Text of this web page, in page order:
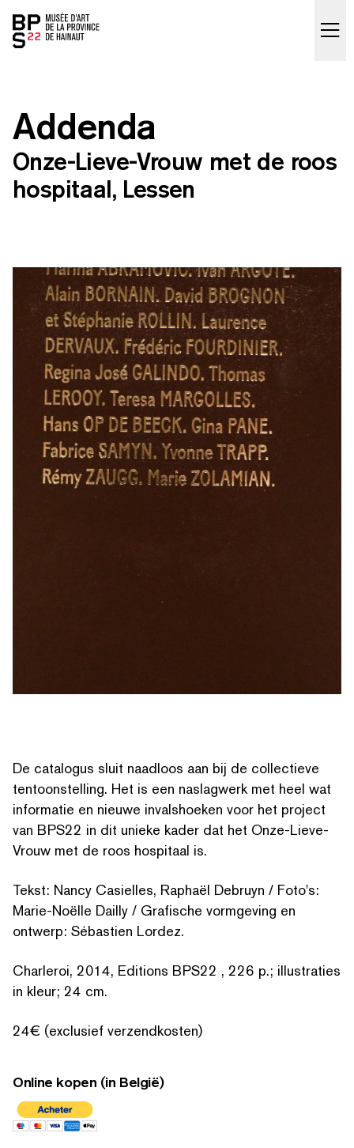
ZOEK OP TREFWOORDEN
Accueil
Addenda
Onze-Lieve-Vrouw met de roos
hospitaal, Lessen
De catalogus sluit naadloos aan bij de collectieve
ten­toon­stelling. Het is een naslagwerk met heel wat
informatie en nieuwe inval­shoeken voor het project
van BPS22 in dit unieke kader dat het Onze-Lieve-
Vrouw met de roos hospitaal is.
Tekst: Nancy Casielles, Raphaël Debruyn / Foto's:
Marie-Noëlle Dailly / Grafische vormgeving en
ontwerp: Sébastien Lordez.
Charleroi, 2014, Editions BPS22 , 226 p.; illus­traties
in kleur; 24 cm.
24€ (exclusief verzendkosten)
Online kopen (in België)